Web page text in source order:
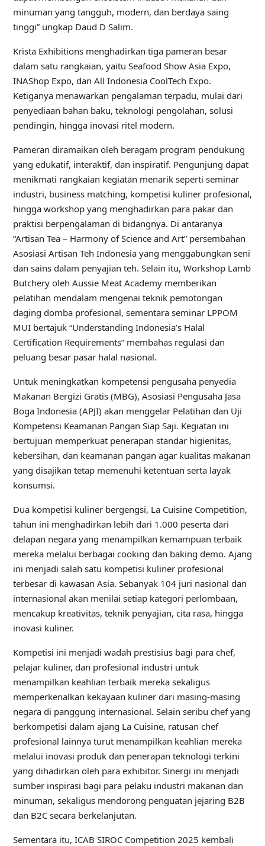
minuman yang tangguh, modern, dan berdaya saing
tinggi” ungkap Daud D Salim.
Krista Exhibitions menghadirkan tiga pameran besar
dalam satu rangkaian, yaitu Seafood Show Asia Expo,
INAShop Expo, dan All Indonesia CoolTech Expo.
Ketiganya menawarkan pengalaman terpadu, mulai dari
penyediaan bahan baku, teknologi pengolahan, solusi
pendingin, hingga inovasi ritel modern.
Pameran diramaikan oleh beragam program pendukung
yang edukatif, interaktif, dan inspiratif. Pengunjung dapat
menikmati rangkaian kegiatan menarik seperti seminar
industri, business matching, kompetisi kuliner profesional,
hingga workshop yang menghadirkan para pakar dan
praktisi berpengalaman di bidangnya. Di antaranya
“Artisan Tea – Harmony of Science and Art” persembahan
Asosiasi Artisan Teh Indonesia yang menggabungkan seni
dan sains dalam penyajian teh. Selain itu, Workshop Lamb
Butchery oleh Aussie Meat Academy memberikan
pelatihan mendalam mengenai teknik pemotongan
daging domba profesional, sementara seminar LPPOM
MUI bertajuk “Understanding Indonesia’s Halal
Certification Requirements” membahas regulasi dan
peluang besar pasar halal nasional.
Untuk meningkatkan kompetensi pengusaha penyedia
Makanan Bergizi Gratis (MBG), Asosiasi Pengusaha Jasa
Boga Indonesia (APJI) akan menggelar Pelatihan dan Uji
Kompetensi Keamanan Pangan Siap Saji. Kegiatan ini
bertujuan memperkuat penerapan standar higienitas,
kebersihan, dan keamanan pangan agar kualitas makanan
yang disajikan tetap memenuhi ketentuan serta layak
konsumsi.
Dua kompetisi kuliner bergengsi, La Cuisine Competition,
tahun ini menghadirkan lebih dari 1.000 peserta dari
delapan negara yang menampilkan kemampuan terbaik
mereka melalui berbagai cooking dan baking demo. Ajang
ini menjadi salah satu kompetisi kuliner profesional
terbesar di kawasan Asia. Sebanyak 104 juri nasional dan
internasional akan menilai setiap kategori perlombaan,
mencakup kreativitas, teknik penyajian, cita rasa, hingga
inovasi kuliner.
Kompetisi ini menjadi wadah prestisius bagi para chef,
pelajar kuliner, dan profesional industri untuk
menampilkan keahlian terbaik mereka sekaligus
memperkenalkan kekayaan kuliner dari masing-masing
negara di panggung internasional. Selain seribu chef yang
berkompetisi dalam ajang La Cuisine, ratusan chef
profesional lainnya turut menampilkan keahlian mereka
melalui inovasi produk dan penerapan teknologi terkini
yang dihadirkan oleh para exhibitor. Sinergi ini menjadi
sumber inspirasi bagi para pelaku industri makanan dan
minuman, sekaligus mendorong penguatan jejaring B2B
dan B2C secara berkelanjutan.
Sementara itu, ICAB SIROC Competition 2025 kembali